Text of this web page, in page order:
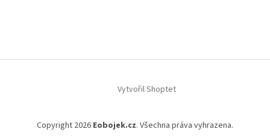
Vytvořil Shoptet
Copyright 2026 Eobojek.cz. Všechna práva vyhrazena.